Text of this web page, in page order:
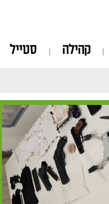
קהילה סטייל